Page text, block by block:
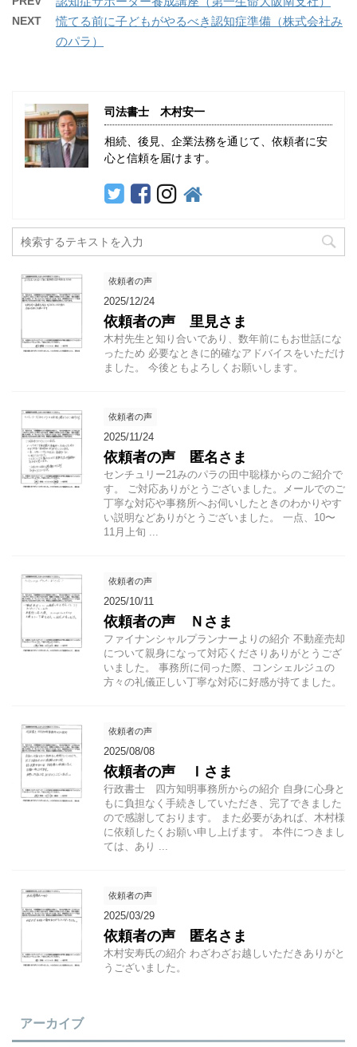
NEXT
慌てる前に子どもがやるべき認知症準備（株式会社み
のパラ）
司法書士 木村安一
相続、後見、企業法務を通じて、依頼者に安
心と信頼を届けます。
依頼者の声
2025/12/24
依頼者の声 里見さま
木村先生と知り合いであり、数年前にもお世話にな
ったため 必要なときに的確なアドバイスをいただけ
ました。 今後ともよろしくお願いします。
依頼者の声
2025/11/24
依頼者の声 匿名さま
センチュリー21みのパラの田中聡様からのご紹介で
す。 ご対応ありがとうございました。メールでのご
丁寧な対応や事務所へお伺いしたときのわかりやす
い説明などありがとうございました。 一点、10〜
11月上旬 ...
依頼者の声
2025/10/11
依頼者の声 Ｎさま
ファイナンシャルプランナーよりの紹介 不動産売却
について親身になって対応くださりありがとうござ
いました。 事務所に伺った際、コンシェルジュの
方々の礼儀正しい丁寧な対応に好感が持てました。
依頼者の声
2025/08/08
依頼者の声 Ｉさま
行政書士 四方知明事務所からの紹介 自身に心身と
もに負担なく手続きしていただき、完了できました
ので感謝しております。 また必要があれば、木村様
に依頼したくお願い申し上げます。 本件につきまし
ては、あり ...
依頼者の声
2025/03/29
依頼者の声 匿名さま
木村安寿氏の紹介 わざわざお越しいただきありがと
うございました。
アーカイブ